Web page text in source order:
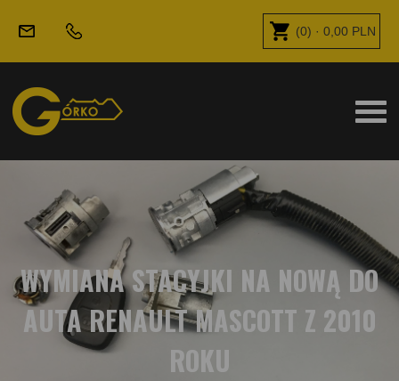
(0) · 0,00 PLN
WYMIANA STACYJKI NA NOWĄ DO
AUTA RENAULT MASCOTT Z 2010
ROKU